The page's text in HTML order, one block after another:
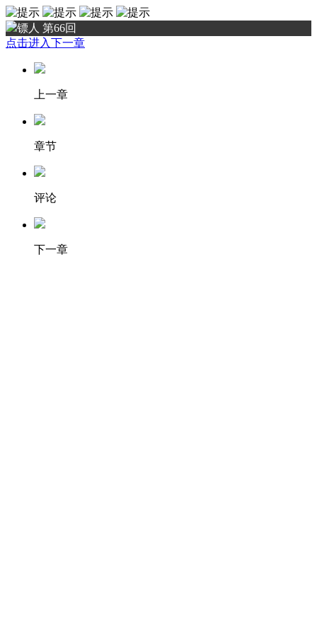
镖人 第66回
点击进入下一章
上一章
章节
评论
下一章